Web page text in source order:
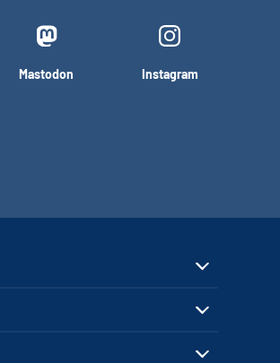
Mastodon Instagram